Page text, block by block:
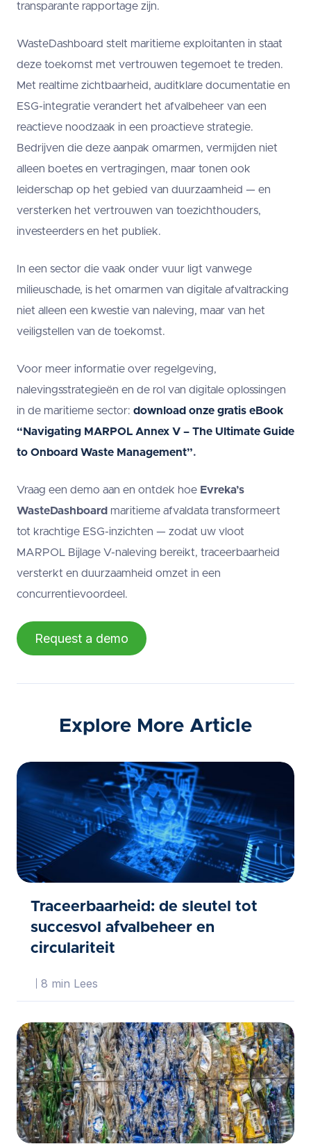
transparante rapportage zijn.
WasteDashboard stelt maritieme exploitanten in staat
deze toekomst met vertrouwen tegemoet te treden.
Met realtime zichtbaarheid, auditklare documentatie en
ESG-integratie verandert het afvalbeheer van een
reactieve noodzaak in een proactieve strategie.
Bedrijven die deze aanpak omarmen, vermijden niet
alleen boetes en vertragingen, maar tonen ook
leiderschap op het gebied van duurzaamheid — en
versterken het vertrouwen van toezichthouders,
investeerders en het publiek.
In een sector die vaak onder vuur ligt vanwege
milieuschade, is het omarmen van digitale afvaltracking
niet alleen een kwestie van naleving, maar van het
veiligstellen van de toekomst.
Voor meer informatie over regelgeving,
nalevingsstrategieën en de rol van digitale oplossingen
in de maritieme sector: download onze gratis eBook
“Navigating MARPOL Annex V – The Ultimate Guide
to Onboard Waste Management”.
Vraag een demo aan en ontdek hoe Evreka’s
WasteDashboard maritieme afvaldata transformeert
tot krachtige ESG-inzichten — zodat uw vloot
MARPOL Bijlage V-naleving bereikt, traceerbaarheid
versterkt en duurzaamheid omzet in een
concurrentievoordeel.
Request a demo
Explore More Article
Traceerbaarheid: de sleutel tot
succesvol afvalbeheer en
circulariteit
8 min Lees